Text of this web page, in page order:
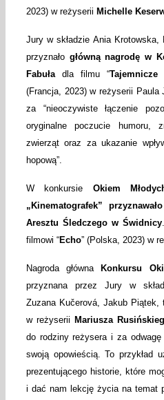
2023) w reżyserii Michelle
Jury w składzie Ania
przyznało główną nagrodę w
Fabuła dla filmu “
(Francja, 2023) w reżyserii Paula
za “nieoczywiste łączenie
oryginalne poczucie humoru,
zwierząt oraz za ukazanie
hopową”.
W konkursie Okiem
„Kinematografek”
Aresztu Śledczego w Świdnicy
filmowi “Echo” (Polska, 2023) w
Nagroda główna
Konkursu
przyznana przez Jury w
Zuzana Kučerová, Jakub Piątek,
w reżyserii Mariusza
do rodziny reżysera i za
swoją opowieścią. To przykład
prezentującego historie, które
i dać nam lekcję życia na temat